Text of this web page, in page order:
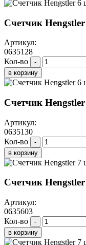
Счетчик
Артикул:
0635128
Кол-во
-
в корзину
Счетчик
Артикул:
0635130
Кол-во
-
в корзину
Счетчик
Артикул:
0635603
Кол-во
-
в корзину